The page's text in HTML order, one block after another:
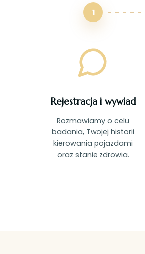
1
Rejestracja i wywiad
Rozmawiamy o celu
badania, Twojej historii
kierowania pojazdami
oraz stanie zdrowia.